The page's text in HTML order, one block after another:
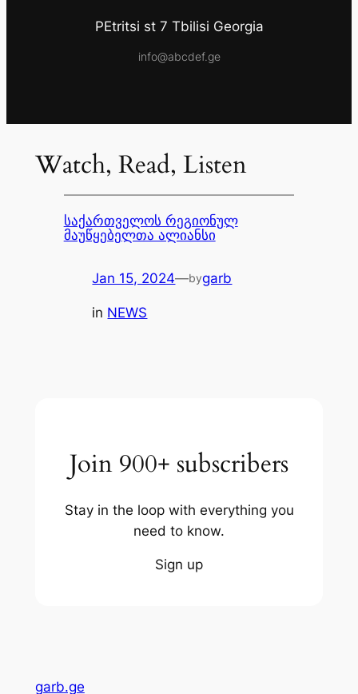
PEtritsi st 7 Tbilisi Georgia
info@abcdef.ge
Watch, Read, Listen
საქართველოს რეგიონულ
მაუწყებელთა ალიანსი
Jan 15, 2024—bygarb
in NEWS
Join 900+ subscribers
Stay in the loop with everything you
need to know.
Sign up
garb.ge